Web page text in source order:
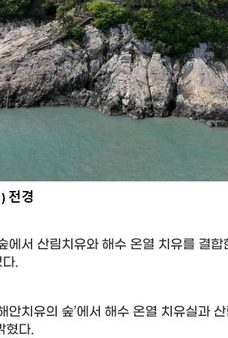
서 산림치유와 해수 온열 치유를 결합
다.
안치유의 숲’에서 해수 온열 치유실과
혔다.